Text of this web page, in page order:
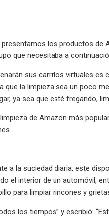
presentamos los productos
que necesitaba a
sus carritos virtuales
que la limpieza sea un poco
ya sea que esté fregando,
de Amazon más
a la suciedad diaria, este
el interior de un automóvil,
para limpiar rincones y
los tiempos” y escribió: